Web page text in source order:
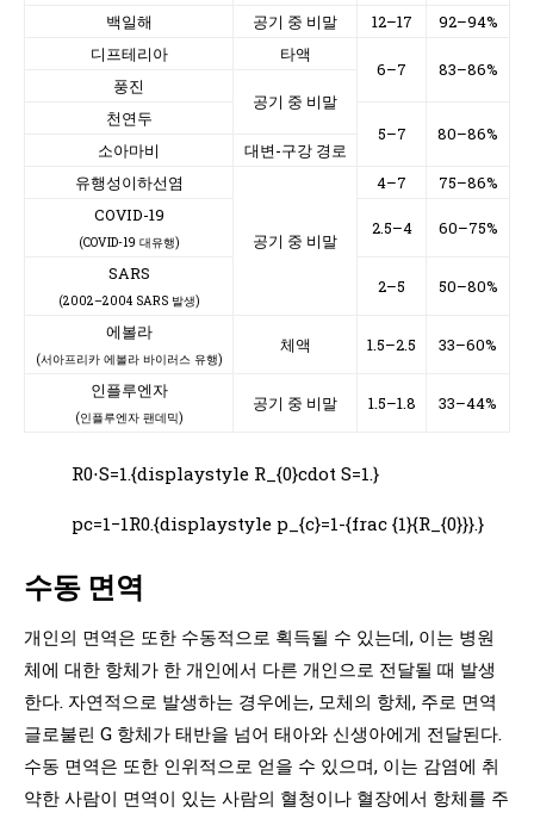
백일해
공기 중 비말 12–17
92–94%
디프테리아
타액
6–7
83–86%
풍진
공기 중 비말
천연두
5–7
80–86%
소아마비
대변-구강 경로
유행성이하선염
공기 중 비말
4–7
75–86%
COVID-19
(COVID-19 대유행)
2.5–4 60–75%
SARS
(2002–2004 SARS 발생)
2–5 50–80%
에볼라
(서아프리카 에볼라 바이러스 유행)
체액 1.5–2.5 33–60%
인플루엔자
(인플루엔자 팬데믹)
공기 중 비말 1.5–1.8 33–44%
R0⋅S=1.{displaystyle R_{0}cdot S=1.}
pc=1−1R0.{displaystyle p_{c}=1-{frac {1}{R_{0}}}.}
수동 면역
개인의 면역은 또한 수동적으로 획득될 수 있는데, 이는 병원
체에 대한 항체가 한 개인에서 다른 개인으로 전달될 때 발생
한다. 자연적으로 발생하는 경우에는, 모체의 항체, 주로 면역
글로불린 G 항체가 태반을 넘어 태아와 신생아에게 전달된다.
수동 면역은 또한 인위적으로 얻을 수 있으며, 이는 감염에 취
약한 사람이 면역이 있는 사람의 혈청이나 혈장에서 항체를 주